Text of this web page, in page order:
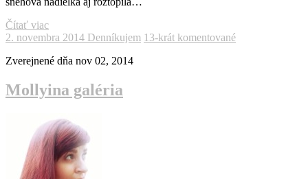
Čítať viac
2. novembra 2014 Denníkujem 13-krát komentované
Zverejnené dňa nov 02, 2014
Mollyina galéria